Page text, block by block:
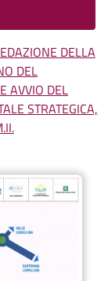
DELLA
DEL
AVVIO DEL
STRATEGICA,